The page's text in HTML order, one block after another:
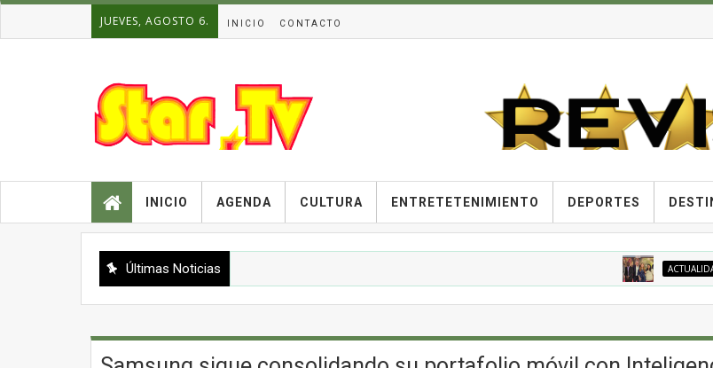
JUEVES, AGOSTO 6. INICIO CONTACTO
INICIO AGENDA CULTURA ENTRETETENIMIENTO DEPORTES
Últimas Noticias ACTUALIDAD